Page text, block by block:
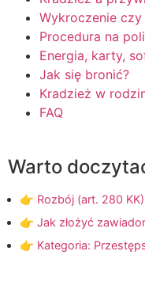
Wykroczenie
Procedura na
Energia, karty,
Jak się bronić?
Kradzież w
FAQ
Warto
👉 Rozbój (art. 280
👉 Jak złożyć
👉 Kategoria: